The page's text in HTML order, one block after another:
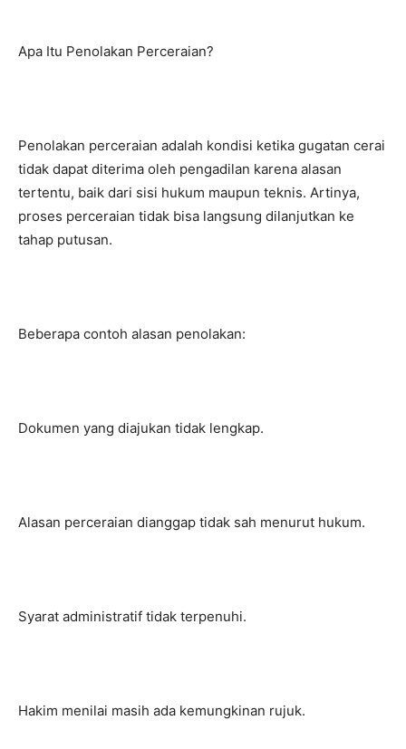
Apa Itu Penolakan Perceraian?
Penolakan perceraian adalah kondisi ketika gugatan cerai
tidak dapat diterima oleh pengadilan karena alasan
tertentu, baik dari sisi hukum maupun teknis. Artinya,
proses perceraian tidak bisa langsung dilanjutkan ke
tahap putusan.
Beberapa contoh alasan penolakan:
Dokumen yang diajukan tidak lengkap.
Alasan perceraian dianggap tidak sah menurut hukum.
Syarat administratif tidak terpenuhi.
Hakim menilai masih ada kemungkinan rujuk.